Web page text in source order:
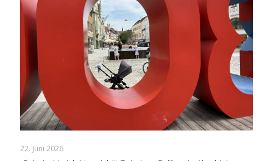
22. Juni 2026